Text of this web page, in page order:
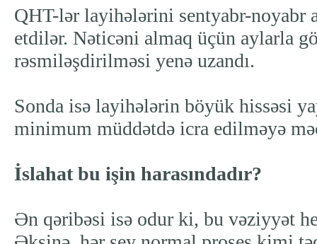
QHT-lər layihələrini sentyabr-noyabr
etdilər. Nəticəni almaq üçün aylarla
rəsmiləşdirilməsi yenə uzandı.
Sonda isə layihələrin böyük hissəsi
minimum müddətdə icra edilməyə
İslahat bu işin harasındadır?
Ən qəribəsi isə odur ki, bu vəziyyət